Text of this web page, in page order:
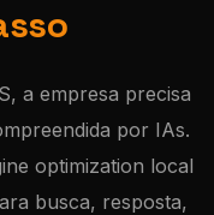
a empresa precisa
por IAs.
optimization local
busca, resposta,